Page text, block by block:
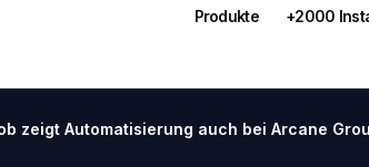
Produkte +2000
zeigt Automatisierung auch bei Arcane